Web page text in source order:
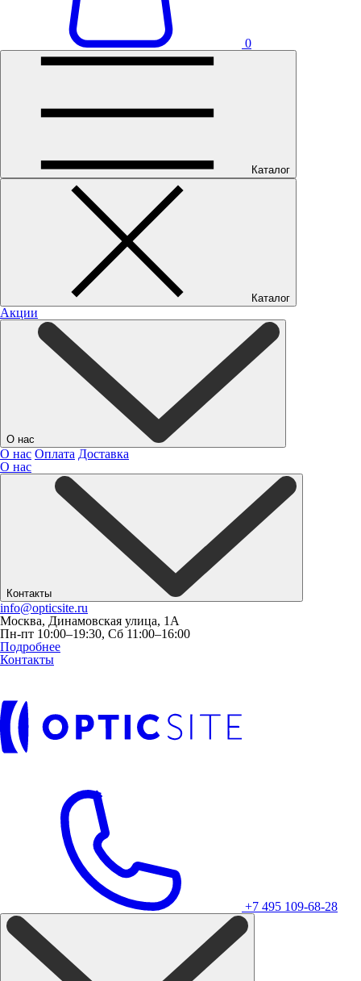
0
Каталог
Каталог
Акции
О нас
О нас Оплата Доставка
О нас
Контакты
info@opticsite.ru
Москва, Динамовская улица, 1А
Пн-пт 10:00–19:30, Сб 11:00–16:00
Подробнее
Контакты
+7 495 109-68-28